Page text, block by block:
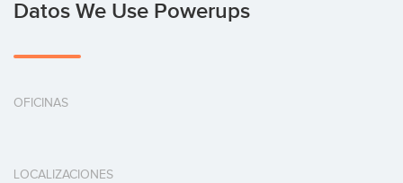
Datos We Use Powerups
OFICINAS
LOCALIZACIONES